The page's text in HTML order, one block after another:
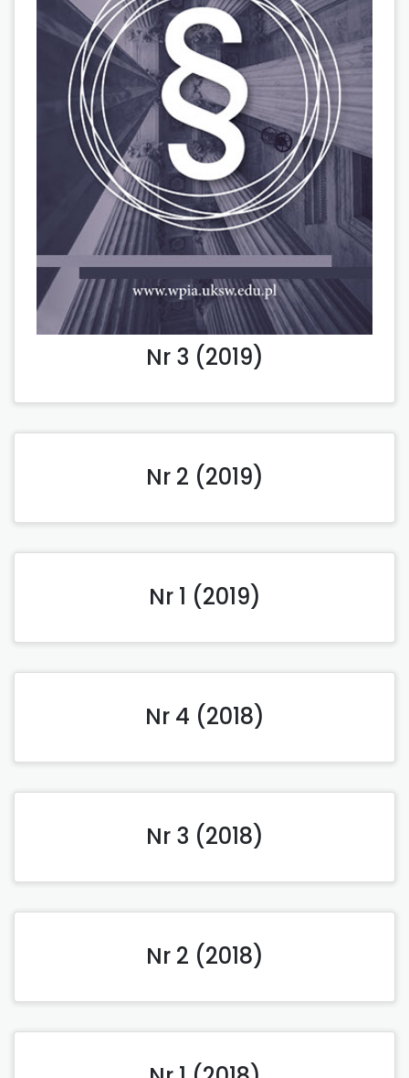
Nr 3 (2019)
Nr 2 (2019)
Nr 1 (2019)
Nr 4 (2018)
Nr 3 (2018)
Nr 2 (2018)